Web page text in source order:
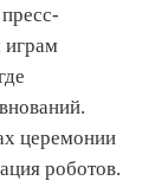
играм
церемонии
роботов.